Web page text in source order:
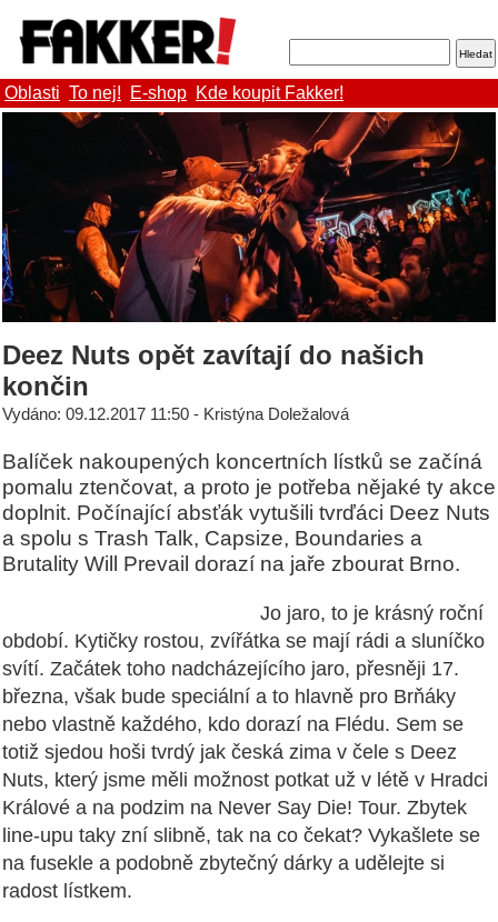
Oblasti To nej! E-shop Kde koupit Fakker!
Deez Nuts opět zavítají do našich
končin
Vydáno: 09.12.2017 11:50 - Kristýna Doležalová
Balíček nakoupených koncertních lístků se začíná
pomalu ztenčovat, a proto je potřeba nějaké ty akce
doplnit. Počínající absťák vytušili tvrďáci Deez Nuts
a spolu s Trash Talk, Capsize, Boundaries a
Brutality Will Prevail dorazí na jaře zbourat Brno.
Jo jaro, to je krásný roční
období. Kytičky rostou, zvířátka se mají rádi a sluníčko
svítí. Začátek toho nadcházejícího jaro, přesněji 17.
března, však bude speciální a to hlavně pro Brňáky
nebo vlastně každého, kdo dorazí na Flédu. Sem se
totiž sjedou hoši tvrdý jak česká zima v čele s Deez
Nuts, který jsme měli možnost potkat už v létě v Hradci
Králové a na podzim na Never Say Die! Tour. Zbytek
line-upu taky zní slibně, tak na co čekat? Vykašlete se
na fusekle a podobně zbytečný dárky a udělejte si
radost lístkem.